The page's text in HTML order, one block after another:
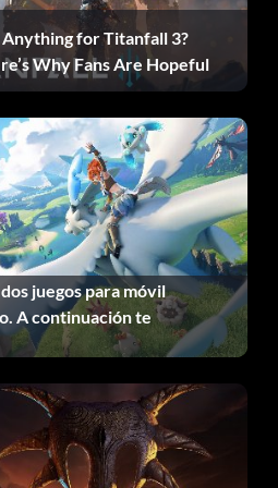
IS THE BEST WAYS como
el traje de caballero):
FINE AND DANDY como
atuendo de cazador de tesoros):
TOUGH, MISTER? como
for Titanfall 3?
Why Fans Are Hopeful
juegos para móvil
A continuación te